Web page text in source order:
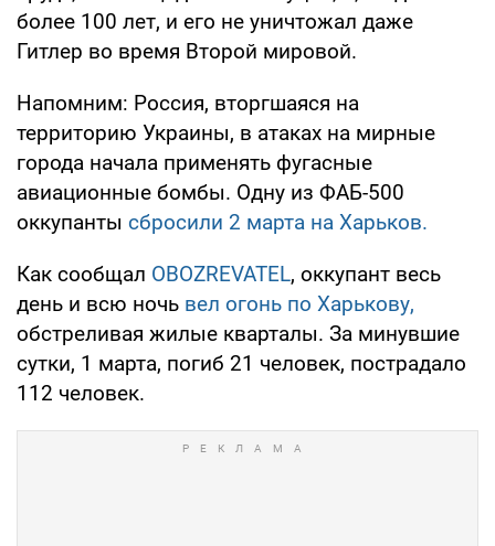
более 100 лет, и его не уничтожал даже
Гитлер во время Второй мировой.
Напомним: Россия, вторгшаяся на
территорию Украины, в атаках на мирные
города начала применять фугасные
авиационные бомбы. Одну из ФАБ-500
оккупанты сбросили 2 марта на Харьков.
Как сообщал OBOZREVATEL, оккупант весь
день и всю ночь вел огонь по Харькову,
обстреливая жилые кварталы. За минувшие
сутки, 1 марта, погиб 21 человек, пострадало
112 человек.